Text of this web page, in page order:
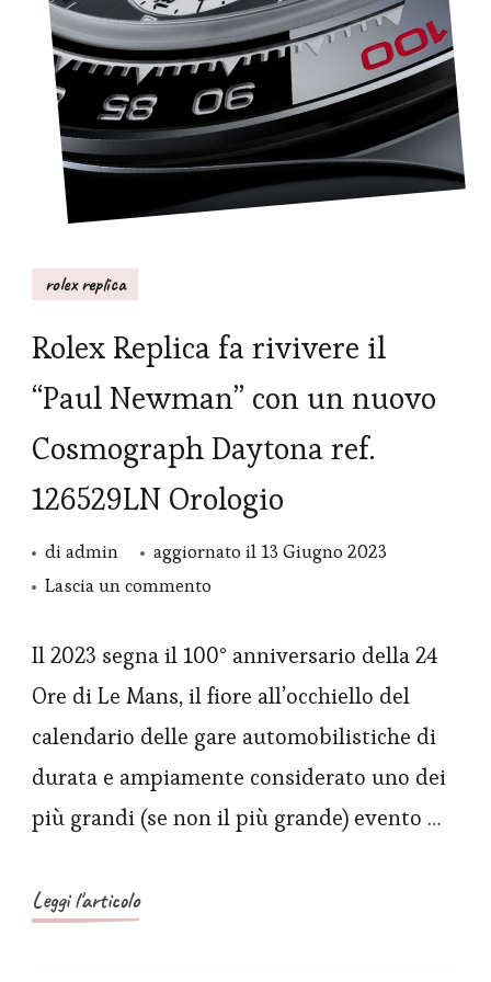
rolex replica
Rolex Replica fa rivivere il
“Paul Newman” con un nuovo
Cosmograph Daytona ref.
126529LN Orologio
diadmin aggiornato il 13 Giugno 2023
Lascia un commento
Replica
fa
“Paul
Newman”
Il 2023 segna il 100° anniversario della 24
Ore di Le Mans, il fiore all’occhiello del
calendario delle gare automobilistiche di
durata e ampiamente considerato uno dei
più grandi (se non il più grande) evento …
Leggi l'articolo